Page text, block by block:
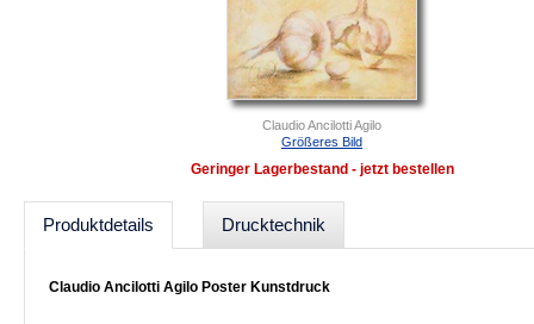
Claudio Ancilotti Agilo
Größeres Bild
Geringer Lagerbestand - jetzt bestellen
Produktdetails Drucktechnik
Claudio Ancilotti Agilo Poster Kunstdruck